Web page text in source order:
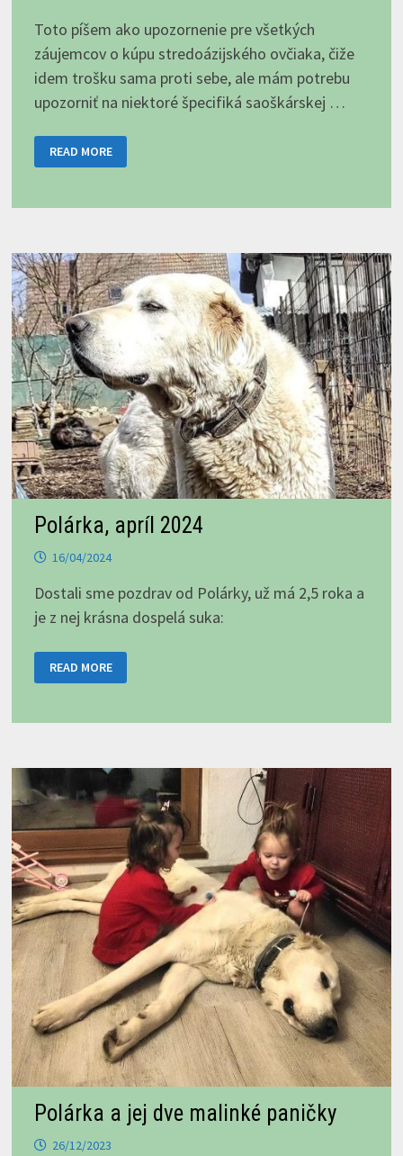
Toto píšem ako upozornenie pre všetkých
záujemcov o kúpu stredoázijského ovčiaka, čiže
idem trošku sama proti sebe, ale mám potrebu
upozorniť na niektoré špecifiká saoškárskej …
TRI,
DVA,
JEDNA,
ČO
SAO
NEPOVEDIA,
ČASŤ
II.
READ MORE
Polárka, apríl 2024
16/04/2024
Dostali sme pozdrav od Polárky, už má 2,5 roka a
je z nej krásna dospelá suka:
APRÍL
2024
READ MORE
Polárka a jej dve malinké paničky
26/12/2023